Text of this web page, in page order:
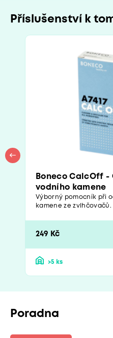
Příslušenství k
Boneco CalcOff
vodního kamene
Výborný pomocník při
kamene ze zvlhčovačů.
249 Kč
>5 ks
Poradna